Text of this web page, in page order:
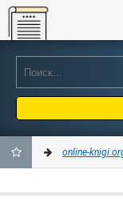
Online-
online-